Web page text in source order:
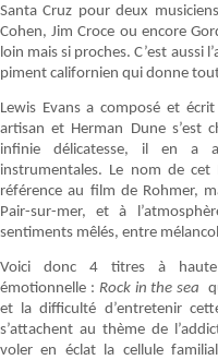
Santa Cruz pour deux
Cohen, Jim Croce ou encore
loin mais si proches. C’est aussi
piment californien qui donne
Lewis Evans a composé et
artisan et Herman Dune s’est
infinie délicatesse, il en a
instrumentales. Le nom de cet
référence au film de Rohmer,
Pair-sur-mer, et à
sentiments mêlés, entre
Voici donc 4 titres à haute
émotionnelle : Rock in the sea
et la difficulté d’entretenir
s’attachent au thème de
voler en éclat la cellule